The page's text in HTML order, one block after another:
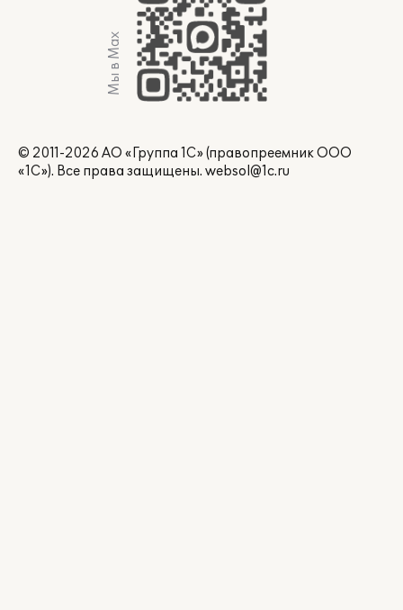
Мы в Max
© 2011-2026 АО «Группа 1С» (правопреемник ООО
«1С»). Все права защищены. websol@1c.ru